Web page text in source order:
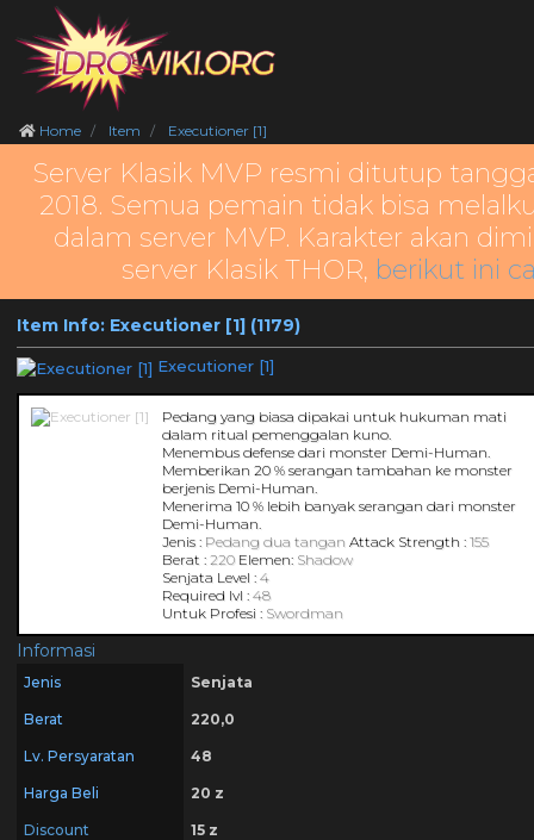
Home Item Executioner [1]
Server Klasik MVP resmi ditutup
2018. Semua pemain tidak bisa
dalam server MVP. Karakter akan
server Klasik THOR, berikut ini
Item Info: Executioner [1] (1179)
Executioner [1]
Pedang yang biasa dipakai untuk hukuman mati
dalam ritual pemenggalan kuno.
Menembus defense dari monster Demi-Human.
Memberikan 20 % serangan tambahan ke monster
berjenis Demi-Human.
Menerima 10 % lebih banyak serangan dari monster
Demi-Human.
Jenis : Pedang dua tangan Attack Strength :155
Berat : 220 Elemen: Shadow
Senjata Level :4
Required lvl :48
Untuk Profesi : Swordman
Informasi
Jenis Senjata
Berat 220,0
Lv. Persyaratan 48
Harga Beli 20 z
Discount 15 z